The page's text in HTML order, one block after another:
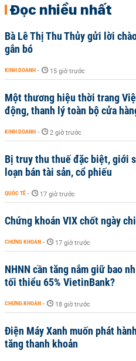
Đọc nhiều nhất
Bà Lê Thị Thu Thủy gửi lời
gắn bó
KINH DOANH - 15 giờ trước
Một thương hiệu thời trang
động, thanh lý toàn bộ cửa
KINH DOANH - 2 giờ trước
Bị truy thu thuế đặc biệt, giới
loạn bán tài sản, cổ phiếu
QUỐC TẾ - 17 giờ trước
Chứng khoán VIX chốt ngày
CHỨNG KHOÁN - 17 giờ trước
NHNN cần tăng nắm giữ bao
tối thiểu 65% VietinBank?
CHỨNG KHOÁN - 18 giờ trước
Điện Máy Xanh muốn phát
tăng thanh khoản